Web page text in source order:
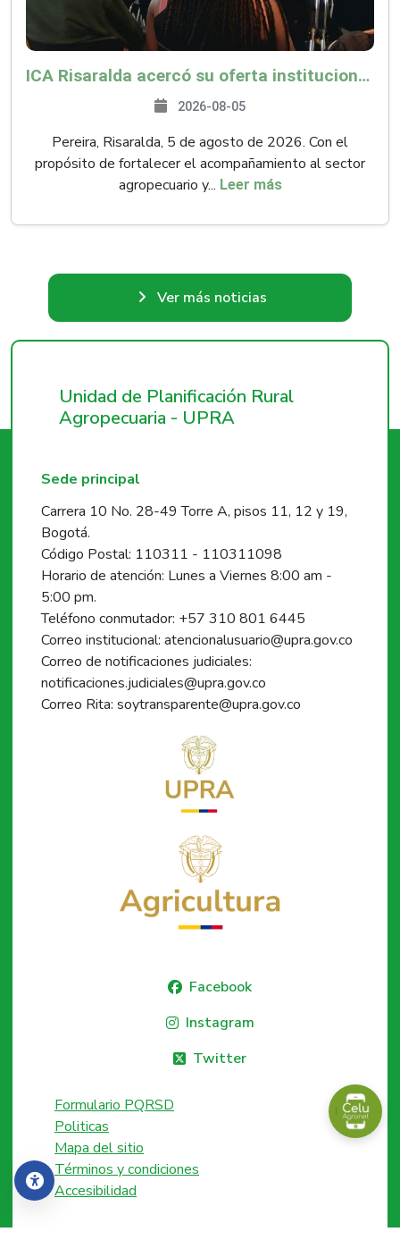
Accesibilidad
ICA Risaralda acercó su oferta institucional a productores y emprendedores en Expocamello
2026-08-05
Pereira, Risaralda, 5 de agosto de 2026. Con el
propósito de fortalecer el acompañamiento al sector
agropecuario y... Leer más
Ver más noticias
Unidad de Planificación Rural
Agropecuaria - UPRA
Sede principal
Carrera 10 No. 28-49 Torre A, pisos 11, 12 y 19,
Bogotá.
Código Postal: 110311 - 110311098
Horario de atención: Lunes a Viernes 8:00 am -
5:00 pm.
Teléfono conmutador: +57 310 801 6445
Correo institucional: atencionalusuario@upra.gov.co
Correo de notificaciones judiciales:
notificaciones.judiciales@upra.gov.co
Correo Rita: soytransparente@upra.gov.co
Facebook
Instagram
Twitter
Formulario PQRSD
Politicas
Mapa del sitio
Términos y condiciones
Accesibilidad